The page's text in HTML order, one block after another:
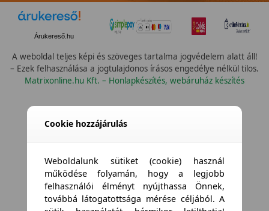
Árukereső.hu
A weboldal teljes képi és szöveges tartalma jogvédelem alatt áll!
– Ezek felhasználása a jogtulajdonos írásos engedélye nélkül tilos.
Matrixonline.hu Kft. – Honlapkészítés, webáruház készítés
Cookie hozzájárulás
Weboldalunk sütiket (cookie) használ
működése folyamán, hogy a legjobb
felhasználói élményt nyújthassa Önnek,
továbbá látogatottsága mérése céljából. A
Összes vízállóság